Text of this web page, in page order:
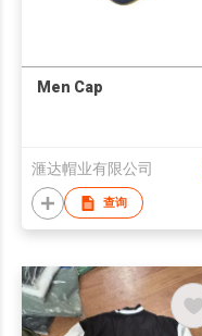
Men Cap
滙达帽业有限公司
查询